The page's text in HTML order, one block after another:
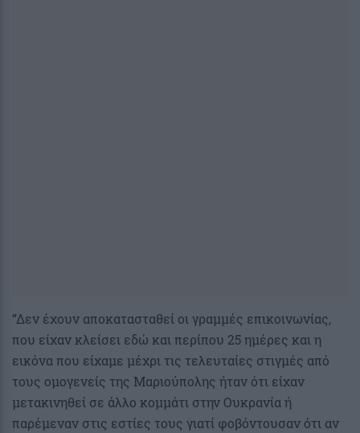
“Δεν έχουν αποκατασταθεί οι γραμμές επικοινωνίας,
που είχαν κλείσει εδώ και περίπου 25 ημέρες και η
εικόνα που είχαμε μέχρι τις τελευταίες στιγμές από
τους ομογενείς της Μαριούπολης ήταν ότι είχαν
μετακινηθεί σε άλλο κομμάτι στην Ουκρανία ή
παρέμεναν στις εστίες τους γιατί φοβόντουσαν ότι αν